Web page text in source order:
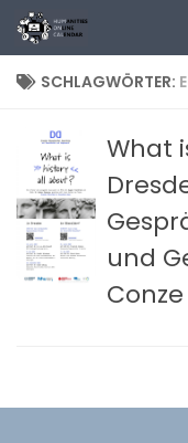
Zum Inhalt
SCHLAGWÖRTER:
What
und
Conze